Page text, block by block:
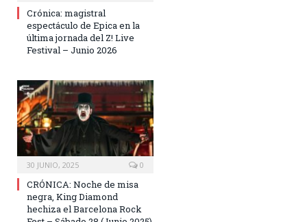
Crónica: magistral
espectáculo de Epica en la
última jornada del Z! Live
Festival – Junio 2026
30 JUNIO, 2025 0
CRÓNICA: Noche de misa
negra, King Diamond
hechiza el Barcelona Rock